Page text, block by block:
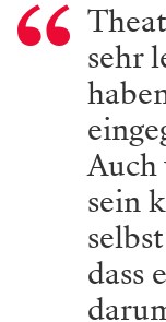
sehr
Auch
sein
dass